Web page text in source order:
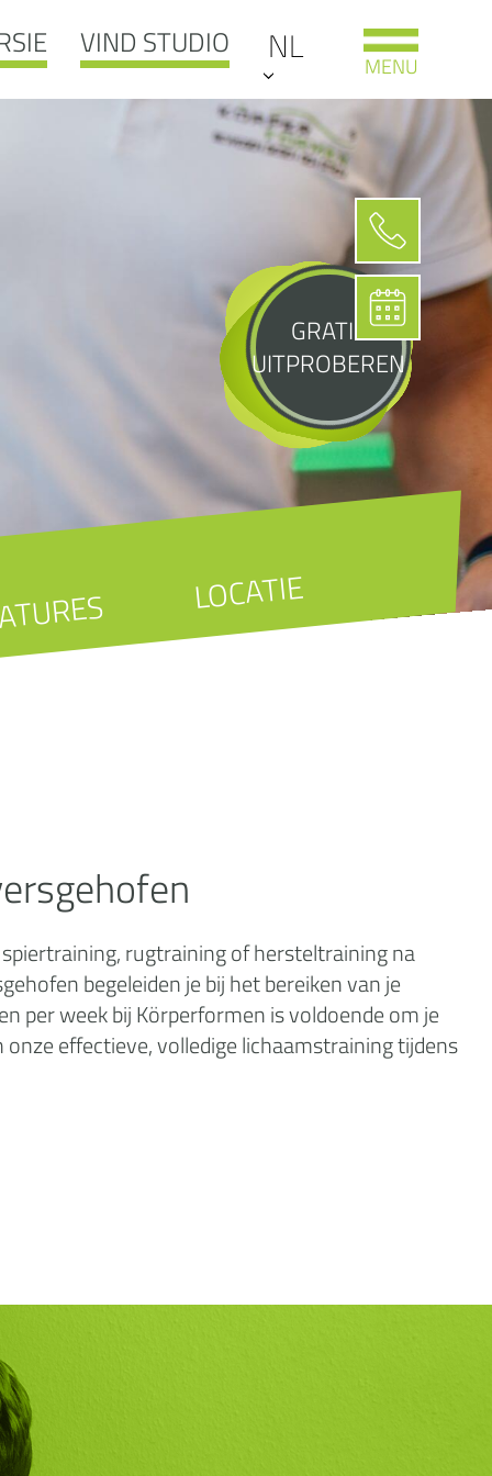
VIND STUDIO NL MENU
GRATIS
UITPROBEREN
LOCATIE
rugtraining of hersteltraining na
begeleiden je bij het bereiken van je
per week bij Körperformen is voldoende om je
effectieve, volledige lichaamstraining tijdens